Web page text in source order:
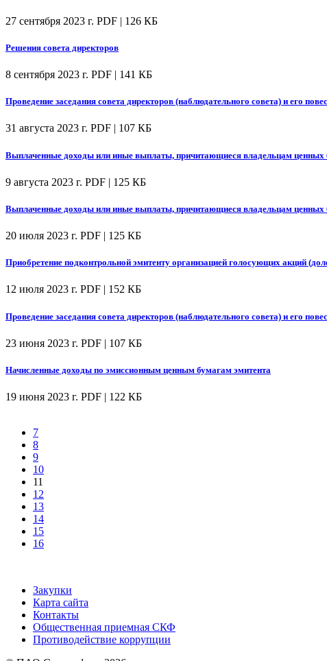
27 сентября 2023 г. PDF | 126 КБ
Решения совета директоров
8 сентября 2023 г. PDF | 141 КБ
Проведение заседания совета директоров (наблюдательного совета) и его
31 августа 2023 г. PDF | 107 КБ
Выплаченные доходы или иные выплаты, причитающиеся владельцам ценных
9 августа 2023 г. PDF | 125 КБ
Выплаченные доходы или иные выплаты, причитающиеся владельцам ценных
20 июля 2023 г. PDF | 125 КБ
Приобретение подконтрольной эмитенту организацией голосующих акций
12 июля 2023 г. PDF | 152 КБ
Проведение заседания совета директоров (наблюдательного совета) и его
23 июня 2023 г. PDF | 107 КБ
Начисленные доходы по эмиссионным ценным бумагам эмитента
19 июня 2023 г. PDF | 122 КБ
7
8
9
10
11
12
13
14
15
16
Закупки
Карта сайта
Контакты
Общественная приемная СКФ
Противодействие коррупции